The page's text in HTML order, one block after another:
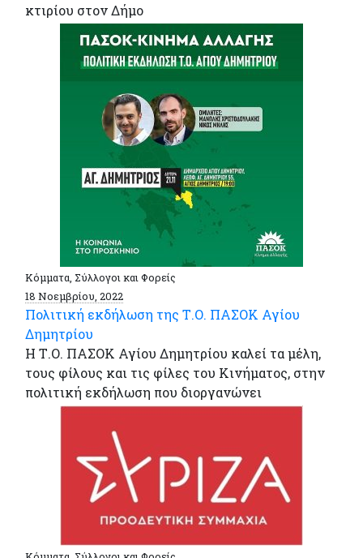
κτιρίου στον Δήμο
Κόμματα, Σύλλογοι και Φορείς
18 Νοεμβρίου, 2022
Πολιτική εκδήλωση της Τ.Ο. ΠΑΣΟΚ Αγίου
Δημητρίου
Η Τ.Ο. ΠΑΣΟΚ Αγίου Δημητρίου καλεί τα μέλη,
τους φίλους και τις φίλες του Κινήματος, στην
πολιτική εκδήλωση που διοργανώνει